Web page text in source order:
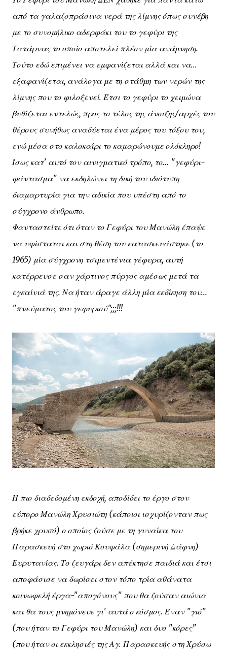
από τα γαλαζοπράσινα νερά της λίμνης όπως συνέβη
με το συνομήλικο αδερφάκι του το γεφύρι της
Τατάρνας το οποίο αποτελεί πλέον μία ανάμνηση.
Τούτο εδώ επιμένει να εμφανίζεται αλλά και να...
εξαφανίζεται, ανάλογα με τη στάθμη των νερών της
λίμνης που το φιλοξενεί. Έτσι το γεφύρι το χειμώνα
βυθίζεται εντελώς, προς το τέλος της άνοιξης/αρχές του
θέρους συνήθως αναδύεται ένα μέρος του τόξου του,
ενώ μέσα στο καλοκαίρι το καμαρώνουμε ολόκληρο!
Ίσως κατ' αυτό τον αινιγματικό τρόπο, το... "γεφύρι-
φάντασμα" να εκδηλώνει τη δική του ιδιότυπη
διαμαρτυρία για την αδικία που υπέστη από το
σύγχρονο άνθρωπο.
Φανταστείτε ότι όταν το Γεφύρι του Μανώλη έπαψε
να υφίσταται και στη θέση του κατασκευάστηκε (το
1965) μία σύγχρονη τσιμεντένια γέφυρα, αυτή
κατέρρευσε σαν χάρτινος πύργος αμέσως μετά τα
εγκαίνιά της. Να ήταν άραγε άλλη μία εκδίκηση του...
"πνεύματος του γεφυριού";;;!!!
Η πιο διαδεδομένη εκδοχή, αποδίδει το έργο στον
εύπορο Μανώλη Χρυσιώτη (κάποιοι ισχυρίζονταν πως
βρήκε χρυσό) ο οποίος ζούσε με τη γυναίκα του
Παρασκευή στο χωριό Κουφάλα (σημερινή Δάφνη)
Ευρυτανίας. Το ζευγάρι δεν απέκτησε παιδιά και έτσι
αποφάσισε να δωρίσει στον τόπο τρία αθάνατα
κοινωφελή έργα-"απογόνους" που θα ζούσαν αιώνια
και θα τους μνημόνευε γι' αυτά ο κόσμος. Έναν "γιό"
(που ήταν το Γεφύρι του Μανώλη) και δυο "κόρες"
(που ήταν οι εκκλησιές της Αγ. Παρασκευής στη Χρύσω